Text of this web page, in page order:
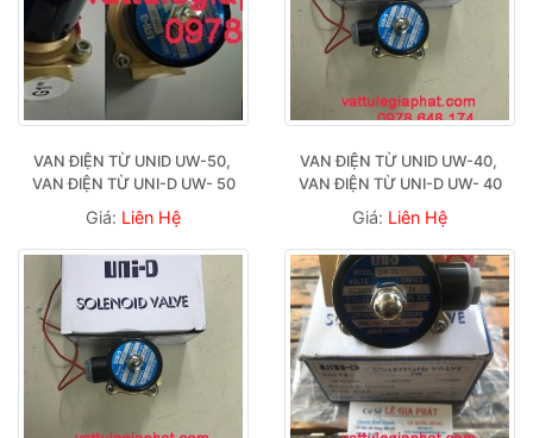
VAN ĐIỆN TỪ UNID UW-50,
VAN ĐIỆN TỪ UNI-D UW- 50
Giá: Liên Hệ
VAN ĐIỆN TỪ UNID UW-40,
VAN ĐIỆN TỪ UNI-D UW- 40
Giá: Liên Hệ